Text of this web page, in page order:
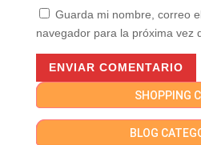
Guarda mi nombre, correo
navegador para la próxima vez
SHOPPING
BLOG